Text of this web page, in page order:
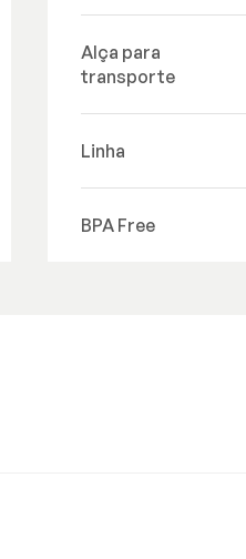
Alça para
transporte
Linha
BPA Free